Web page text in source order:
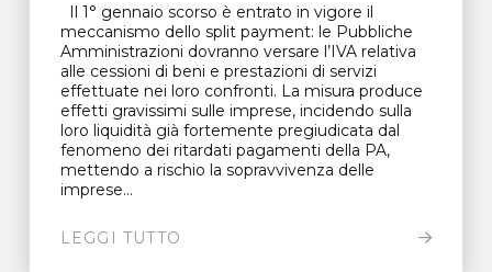
Il 1° gennaio scorso è entrato in vigore il
meccanismo dello split payment: le Pubbliche
Amministrazioni dovranno versare l’IVA relativa
alle cessioni di beni e prestazioni di servizi
effettuate nei loro confronti. La misura produce
effetti gravissimi sulle imprese, incidendo sulla
loro liquidità già fortemente pregiudicata dal
fenomeno dei ritardati pagamenti della PA,
mettendo a rischio la sopravvivenza delle
imprese...
LEGGI TUTTO